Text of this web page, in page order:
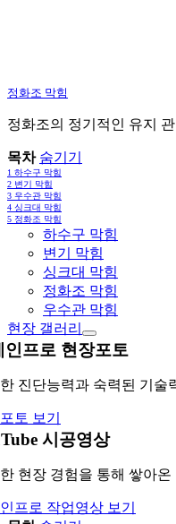
정화조 막힘
정화조의 정기적인 유지
목차 숨기기
1 하수구 막힘
2 변기 막힘
3 우수관 막힘
4 싱크대 막힘
5 정화조 막힘
하수구 막힘
변기 막힘
싱크대 막힘
정화조 막힘
우수관 막힘
현장 갤러리
인프로 현장포토
진단능력과 숙력된 기술
토 보기
시공영상
현장 경험을 통해 쌓아온
프로 작업영상 보기